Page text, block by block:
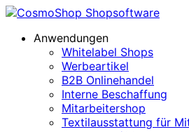
Anwendungen
Whitelabel Shops
Werbeartikel
B2B Onlinehandel
Interne Beschaffung
Mitarbeitershop
Textilausstattung für